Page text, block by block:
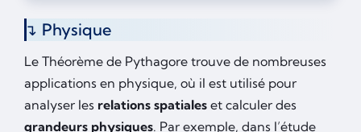
Physique
Le Théorème de Pythagore trouve de nombreuses
applications en physique, où il est utilisé pour
analyser les relations spatiales et calculer des
grandeurs physiques. Par exemple, dans l’étude